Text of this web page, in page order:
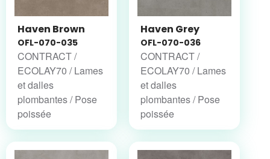
Haven Brown
OFL-070-035
CONTRACT /
ECOLAY70 / Lames
et dalles
plombantes / Pose
poissée
Haven Grey
OFL-070-036
CONTRACT /
ECOLAY70 / Lames
et dalles
plombantes / Pose
poissée